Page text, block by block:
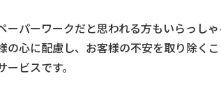
ーパーワークだと思われる方もいらっし
の心に配慮し、お客様の不安を取り除く
ビスです。